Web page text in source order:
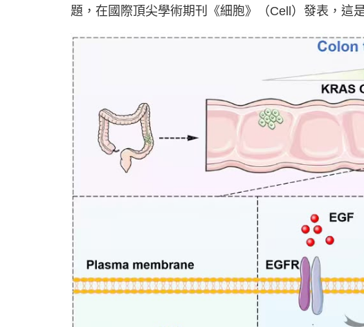
題，在國際頂尖學術期刊《細胞》（Cell）發表，這